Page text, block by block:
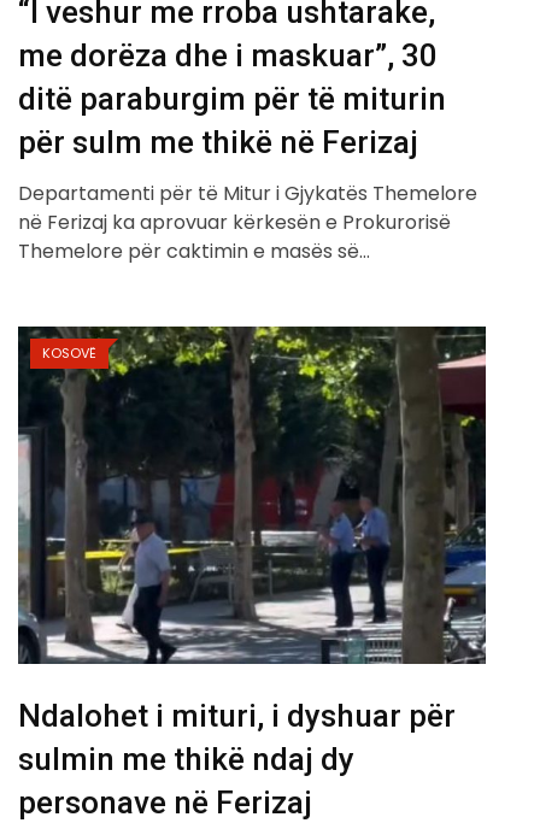
“I veshur me rroba ushtarake,
me dorëza dhe i maskuar”, 30
ditë paraburgim për të miturin
për sulm me thikë në Ferizaj
Departamenti për të Mitur i Gjykatës Themelore
në Ferizaj ka aprovuar kërkesën e Prokurorisë
Themelore për caktimin e masës së…
KOSOVË
Ndalohet i mituri, i dyshuar për
sulmin me thikë ndaj dy
personave në Ferizaj